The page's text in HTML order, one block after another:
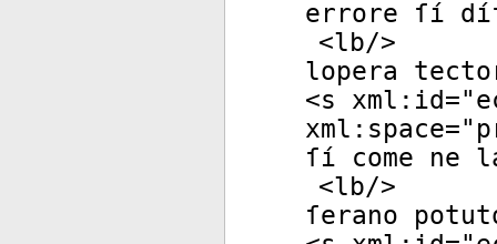
errore ſí
<lb/>
lopera
<s xml:id="
xml:space="
ſí come ne
<lb/>
ſerano